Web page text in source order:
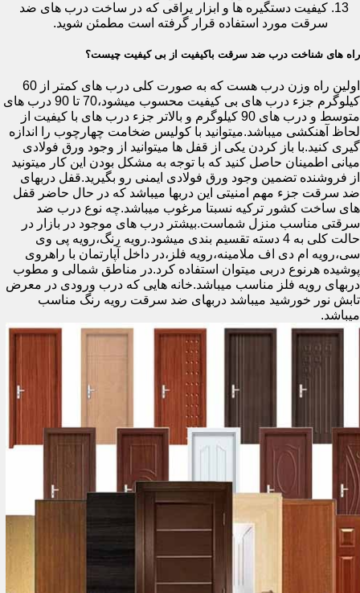
کیفیت دستگیره ها و ابزار یراقی که در ساخت درب های ضد
سرقت مورد استفاده قرار گرفته است مطمئن شوید.
راه های شناخت درب ضد سرقت باکیفیت از بی کیفیت چیست؟
اولین راه وزن درب هست که به صورت کلی درب های کمتر از 60
کیلوگرم جزء درب های بی کیفیت محسوب میشود،70 تا 90 درب های
متوسط و درب های 90 کیلوگرم و بالاتر جزء درب های با کیفیت از
لحاظ آهنکشی میباشد.میتوانید با کولیس ضخامت چهارچوب را اندازه
گیری کنید.با باز کردن یکی از قفل ها میتوانید از وجود ورق فولادی
میانی اطمینان حاصل کنید که با توجه به مشکل بودن این کار میتونید
از فروشنده تضمین وجود ورق فولادی ایمنی رو بگیرید.قفل دربهای
ضد سرقت جزء مهم امنیتی این دربها میباشد که در حال حاضر قفل
های ساخت کشور ترکیه نسبتا مرغوب میباشد.چه نوع درب ضد
سرقتی مناسب منزل شماست.بیشتر درب های موجود در بازار در
حالت کلی به 4 دسته تقسیم بندی میشود.رویه رنگ،رویه پی وی
سی،رویه ام دی اف ملامینه،رویه فلز،در داخل آپارتمان با راهروی
پوشیده هرنوع دربی میتوان استفاده کرد.در مناطق شمالی و مطوب
دربهای رویه فلز مناسب میباشد.خانه هایی که درب ورودی در معرض
تابش نور خورشید میباشد دربهای ضد سرقت رویه رنگ مناسب
میباشد.